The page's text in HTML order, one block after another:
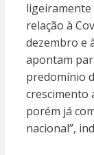
relação à
dezembro e
apontam
predomínio
crescimento
porém já
nacional”,